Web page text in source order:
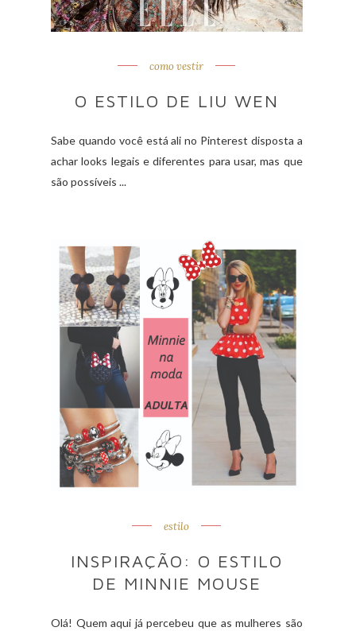
como vestir
O ESTILO DE LIU WEN
Sabe quando você está ali no Pinterest disposta a
achar looks legais e diferentes para usar, mas que
são possíveis ...
estilo
INSPIRAÇÃO: O ESTILO
DE MINNIE MOUSE
Olá! Quem aqui já percebeu que as mulheres são